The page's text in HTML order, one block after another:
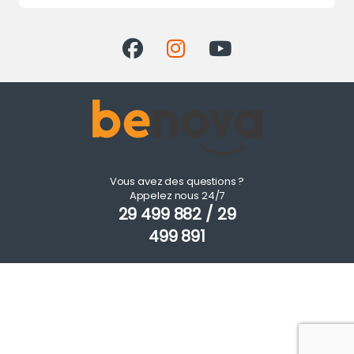
Vous avez des questions ?
Appelez nous 24/7
29 499 882 / 29
499 891